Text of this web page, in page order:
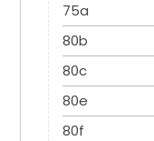
75a
80b
80c
80e
80f